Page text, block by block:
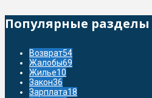
Популярные разделы
Возврат54
Жалобы69
Жилье10
Закон36
Зарплата18